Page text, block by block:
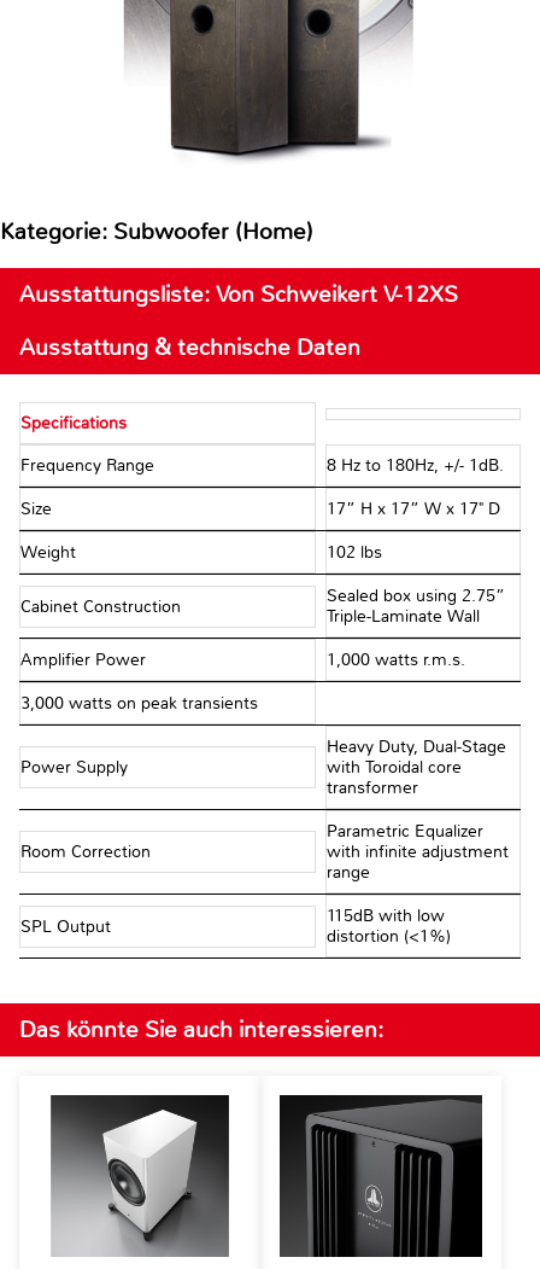
Kategorie: Subwoofer (Home)
Ausstattungsliste: Von Schweikert V-12XS
Ausstattung & technische Daten
Specifications
Frequency Range 8 Hz to 180Hz, +/- 1dB.
Size 17” H x 17” W x 17" D
Weight 102 lbs
Cabinet Construction
Sealed box using 2.75”
Triple-Laminate Wall
Amplifier Power 1,000 watts r.m.s.
3,000 watts on peak transients
Power Supply
Heavy Duty, Dual-Stage
with Toroidal core
transformer
Room Correction
Parametric Equalizer
with infinite adjustment
range
SPL Output
115dB with low
distortion (<1%)
Das könnte Sie auch interessieren: